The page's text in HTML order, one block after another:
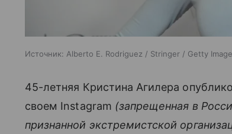
Источник: Alberto E. Rodriguez / Stringer / Getty
45-летняя Кристина Агилера
своем Instagram (запрещенная в
признанной экстремистской